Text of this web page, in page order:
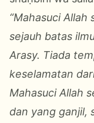
“Mahasuci Allah
sejauh batas
Arasy. Tiada
keselamatan
Mahasuci Allah
dan yang ganjil,